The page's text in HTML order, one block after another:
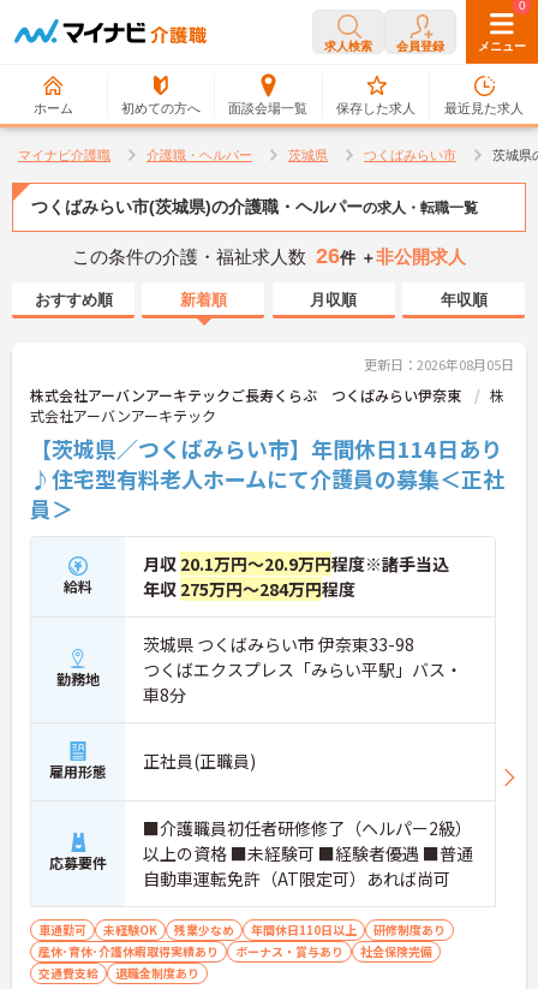
求人検索 会員登録 メニュー
ホーム 初めての方へ 面談会場一覧
0
保存した求人
0
最近見た求人
マイナビ介護職 介護職・ヘルパー 茨城県 つくばみらい市 茨城県
つくばみらい市(茨城県)の介護職・ヘルパーの求人・転職一覧
この条件の介護・福祉求人数 26件 ＋非公開求人
おすすめ順 新着順 月収順 年収順
更新日：2026年08月05日
株式会社アーバンアーキテックご長寿くらぶ つくばみらい伊奈東
株
式会社アーバンアーキテック
【茨城県／つくばみらい市】年間休日114日あり
♪住宅型有料老人ホームにて介護員の募集＜正社
員＞
給料
月収 20.1万円～20.9万円程度※諸手当込
年収 275万円～284万円程度
勤務地
茨城県 つくばみらい市 伊奈東33-98
つくばエクスプレス「みらい平駅」バス・
車8分
雇用形態 正社員(正職員)
応募要件
■介護職員初任者研修修了（ヘルパー2級）
以上の資格 ■未経験可 ■経験者優遇 ■普通
自動車運転免許（AT限定可）あれば尚可
車通勤可 未経験OK 残業少なめ 年間休日110日以上
研修制度あり
産休･育休･介護休暇取得実績あり
ボーナス・賞与あり
社会保険完備
交通費支給
退職金制度あり